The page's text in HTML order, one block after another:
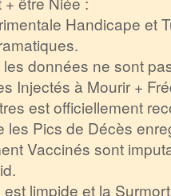
Handicape et
données ne sont
Injectés à Mourir +
est officiellement
les Pics de Décès
Vaccinés sont
limpide et la